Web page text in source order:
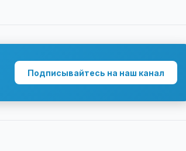
Подписывайтесь на наш канал